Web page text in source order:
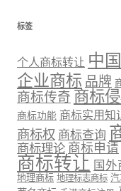
标签
个人商标转让 中
企业商标 品牌
商标传奇 商标
商标功能 商标实用知
商标权 商标查询
商标理论 商标申请
商标转让 国外
地理商标 地理标志商标